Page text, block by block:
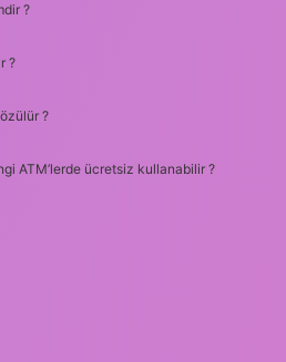
?
?
?
ATM’lerde ücretsiz kullanabilir ?